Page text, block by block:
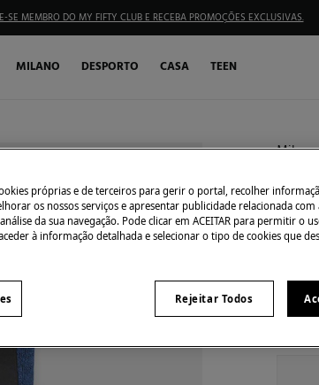
SE MEMBRO DO MY FIFTY CLUB E RECEBA PROMOÇÕES EXCLUSIVAS.
MILANO DESPORTO CASA TEEN
Milano
€ 1,50
€ 5,99
próprias e de terceiros para gerir o portal, recolher
os nossos serviços e apresentar publicidade relacionada com
da sua navegação. Pode clicar em ACEITAR para permitir o
à informação detalhada e selecionar o tipo de cookies que
Rejeitar Todos